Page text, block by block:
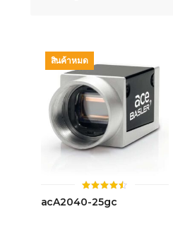
สินค้าหมด
ให้
คะแนน
acA2040-25gc